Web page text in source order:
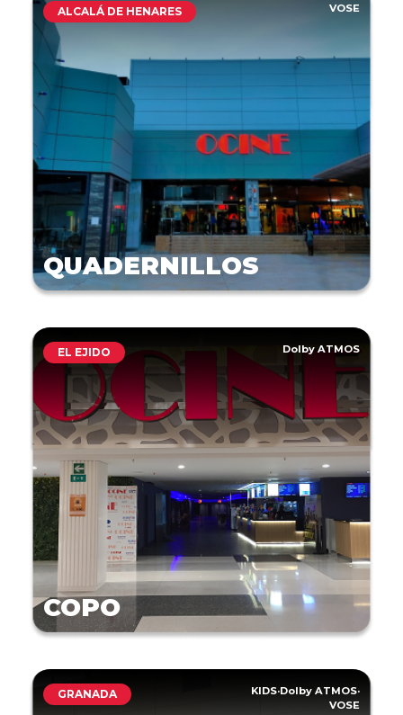
ALCALÁ DE HENARES VOSE
QUADERNILLOS
EL EJIDO Dolby ATMOS
COPO
GRANADA KIDS·Dolby ATMOS·
VOSE